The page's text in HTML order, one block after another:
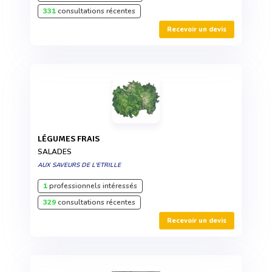
331consultations récentes
Recevoir un devis
LÉGUMES FRAIS
SALADES
AUX SAVEURS DE L'ETRILLE
1professionnels intéressés
329consultations récentes
Recevoir un devis